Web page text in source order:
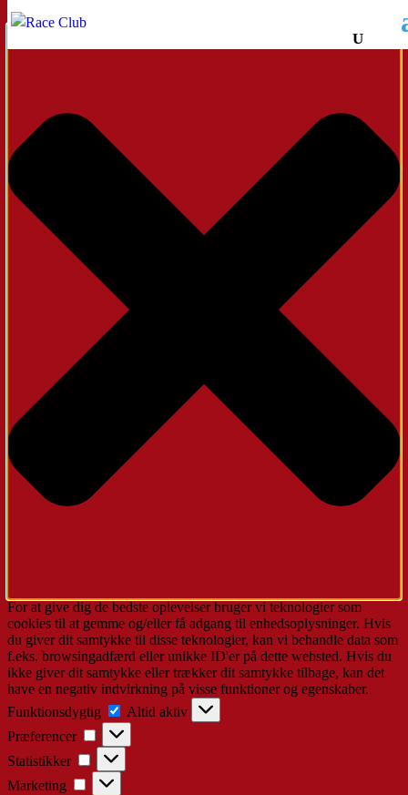
Administrer samtykke til cookies
For at give dig de bedste oplevelser bruger vi teknologier som
cookies til at gemme og/eller få adgang til enhedsoplysninger. Hvis
du giver dit samtykke til disse teknologier, kan vi behandle data som
f.eks. browsingadfærd eller unikke ID'er på dette websted. Hvis du
ikke giver dit samtykke eller trækker dit samtykke tilbage, kan det
have en negativ indvirkning på visse funktioner og egenskaber.
Funktionsdygtig
Funktionsdygtig
Altid aktiv
Præferencer
Præferencer
Statistikker Statistikker
Marketing Marketing